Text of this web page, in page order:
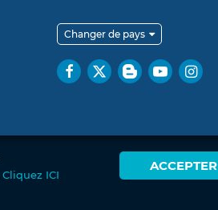
Changer de pays
Cliquez ICI
ACCEPTER